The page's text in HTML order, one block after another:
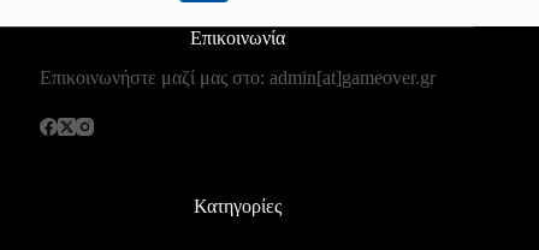
Επικοινωνία
Επικοινωνήστε μαζί μας στο: admin[at]gameover.gr
Κατηγορίες